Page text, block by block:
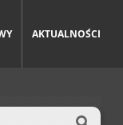
AKTUALNOŚCI